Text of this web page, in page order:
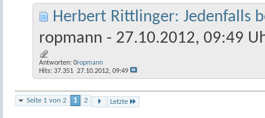
Herbert Rittlinger: Jedenfalls
ropmann - 27.10.2012, 09:49
Antworten: 0
Hits: 37.351
ropmann
27.10.2012, 09:49
Seite 1 von 2 1 2 Letzte